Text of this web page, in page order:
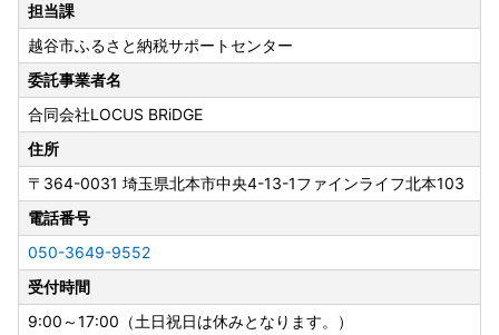
担当課
越谷市ふるさと納税サポートセンター
委託事業者名
合同会社LOCUS BRiDGE
住所
〒364-0031 埼玉県北本市中央4-13-1ファインライフ北本103
電話番号
050-3649-9552
受付時間
9:00～17:00（土日祝日は休みとなります。）